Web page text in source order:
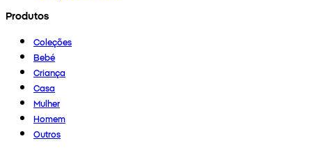
Produtos
Coleções
Bebé
Criança
Casa
Mulher
Homem
Outros